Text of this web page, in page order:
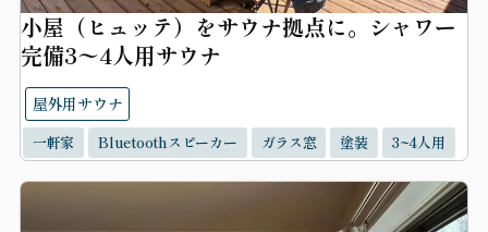
小屋（ヒュッテ）をサウナ拠点に。シャワー
完備3〜4人用サウナ
屋外用サウナ
一軒家 Bluetoothスピーカー ガラス窓 塗装 3~4人用